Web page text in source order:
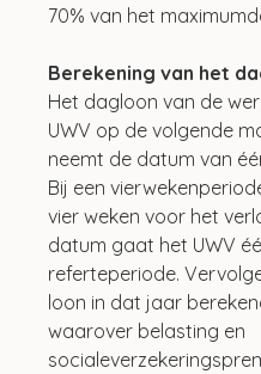
70% van het
Berekening van het
Het dagloon van de
UWV op de volgende
neemt de datum van
Bij een
vier weken voor het
datum gaat het UWV
referteperiode.
loon in dat jaar
waarover belasting en